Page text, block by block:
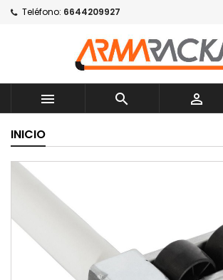
Teléfono: 6644209927
  
INICIO